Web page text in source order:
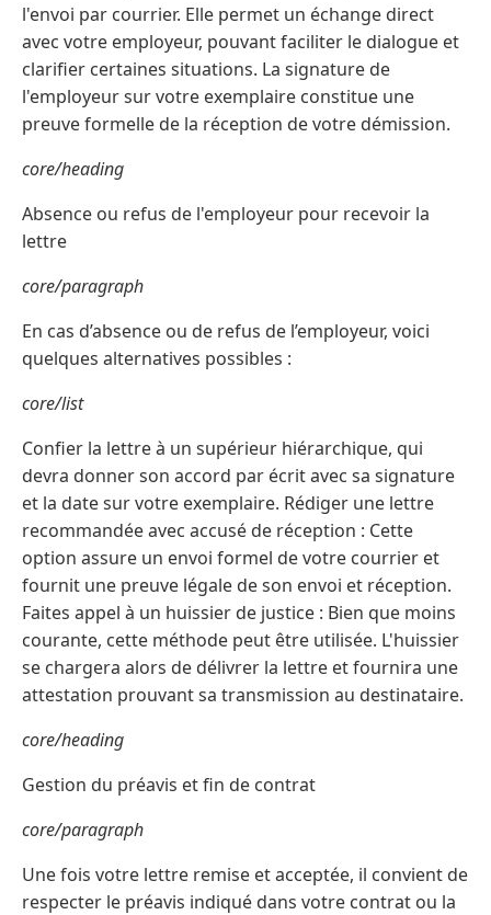
l'envoi par courrier. Elle permet un échange direct
avec votre employeur, pouvant faciliter le dialogue et
clarifier certaines situations. La signature de
l'employeur sur votre exemplaire constitue une
preuve formelle de la réception de votre démission.
core/heading
Absence ou refus de l'employeur pour recevoir la
lettre
core/paragraph
En cas d’absence ou de refus de l’employeur, voici
quelques alternatives possibles :
core/list
Confier la lettre à un supérieur hiérarchique, qui
devra donner son accord par écrit avec sa signature
et la date sur votre exemplaire. Rédiger une lettre
recommandée avec accusé de réception : Cette
option assure un envoi formel de votre courrier et
fournit une preuve légale de son envoi et réception.
Faites appel à un huissier de justice : Bien que moins
courante, cette méthode peut être utilisée. L'huissier
se chargera alors de délivrer la lettre et fournira une
attestation prouvant sa transmission au destinataire.
core/heading
Gestion du préavis et fin de contrat
core/paragraph
Une fois votre lettre remise et acceptée, il convient de
respecter le préavis indiqué dans votre contrat ou la